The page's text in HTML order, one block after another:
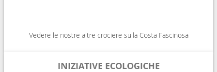
Vedere le nostre altre crociere sulla Costa Fascinosa
INIZIATIVE ECOLOGICHE